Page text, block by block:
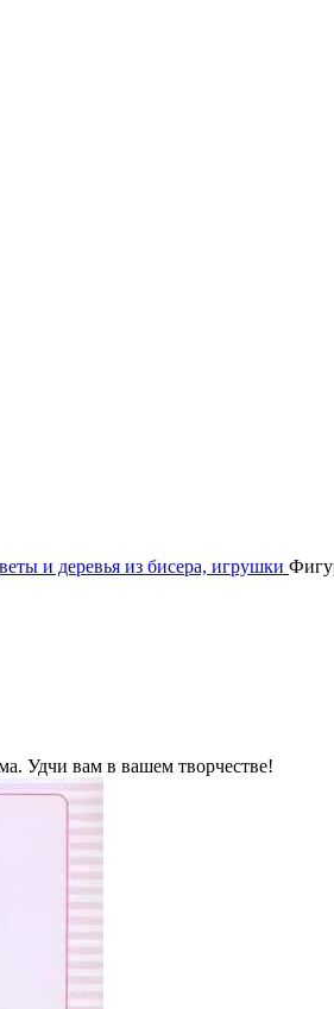
и деревья из бисера, игрушки
Удчи вам в вашем творчестве!